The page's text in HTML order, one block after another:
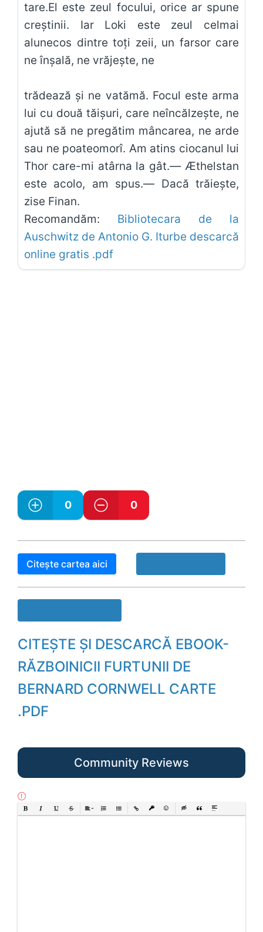
tare.El este zeul focului, orice ar spune
creştinii. Iar Loki este zeul celmai
alunecos dintre toţi zeii, un farsor care
ne înşală, ne vrăjeşte, ne
trădează şi ne vatămă. Focul este arma
lui cu două tăişuri, care neîncălzeşte, ne
ajută să ne pregătim mâncarea, ne arde
sau ne poateomorî. Am atins ciocanul lui
Thor care-mi atârna la gât.— Æthelstan
este acolo, am spus.— Dacă trăieşte,
zise Finan.
Recomandăm: Bibliotecara de la
Auschwitz de Antonio G. Iturbe descarcă
online gratis .pdf
0 0
Citește cartea aici
CITEȘTE ȘI DESCARCĂ EBOOK-
RĂZBOINICII FURTUNII DE
BERNARD CORNWELL CARTE
.PDF
Community Reviews
Bold Italic UnderlineStrikethrough
AlignOrdered List
Unordered List
Insert LinkInsert protected link
EmoticonsInsert hidden text
Insert Quote
Insert spoiler